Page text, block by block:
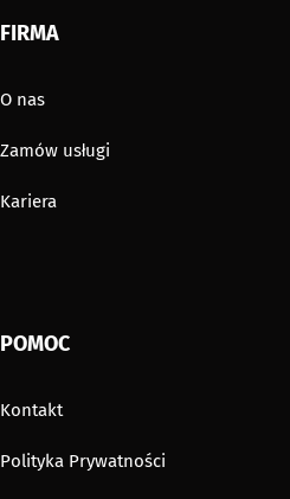
FIRMA
O nas
Zamów usługi
Kariera
POMOC
Kontakt
Polityka Prywatności